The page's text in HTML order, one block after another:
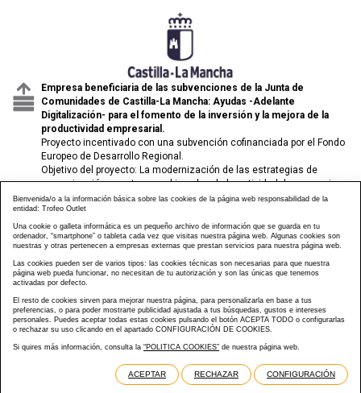
Empresa beneficiaria de las subvenciones de la Junta de
Comunidades de Castilla-La Mancha: Ayudas -Adelante
Digitalización- para el fomento de la inversión y la mejora de la
productividad empresarial.
Proyecto incentivado con una subvención cofinanciada por el Fondo
Europeo de Desarrollo Regional.
Objetivo del proyecto: La modernización de las estrategias de
comunicación y venta para el impulso de la actividad de comercio
electrónico de las pymes.
Diseñado y desarrollado por tu equipo Imedia Comunicación 🚀
Bienvenida/o a la información básica sobre las cookies de la página web responsabilidad de la
entidad: Trofeo Outlet
Una cookie o galleta informática es un pequeño archivo de información que se guarda en tu
ordenador, “smartphone” o tableta cada vez que visitas nuestra página web. Algunas cookies son
nuestras y otras pertenecen a empresas externas que prestan servicios para nuestra página web.
Las cookies pueden ser de varios tipos: las cookies técnicas son necesarias para que nuestra
página web pueda funcionar, no necesitan de tu autorización y son las únicas que tenemos
activadas por defecto.
El resto de cookies sirven para mejorar nuestra página, para personalizarla en base a tus
preferencias, o para poder mostrarte publicidad ajustada a tus búsquedas, gustos e intereses
personales. Puedes aceptar todas estas cookies pulsando el botón ACEPTA TODO o configurarlas
o rechazar su uso clicando en el apartado CONFIGURACIÓN DE COOKIES.
Si quires más información, consulta la “POLITICA COOKIES” de nuestra página web.
ACEPTAR RECHAZAR CONFIGURACIÓN